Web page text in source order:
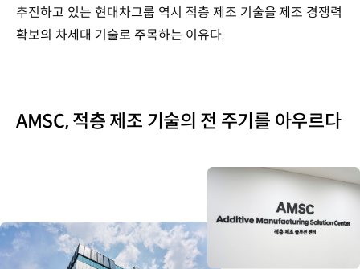
추진하고 있는 현대차그룹 역시 적층 제조 기술을 제조 경쟁력
확보의 차세대 기술로 주목하는 이유다.
AMSC, 적층 제조 기술의 전 주기를 아우르다